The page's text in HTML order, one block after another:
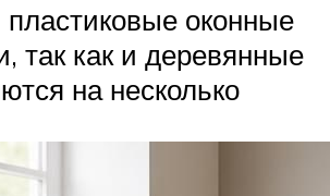
оконные
так как и деревянные
на несколько